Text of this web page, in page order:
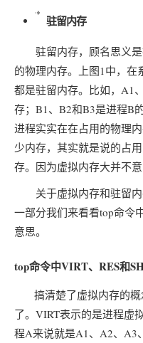
驻留内存
驻留内存，顾名思义是
的物理内存。上图1中，
都是驻留内存。比如，A1
存；B1、B2和B3是进程B
进程实实在在占用的物理
少内存，其实就是说的占
存。因为虚拟内存大并不
关于虚拟内存和驻留内
一部分我们来看看top命令
意思。
top命令中VIRT、RES和
搞清楚了虚拟内存的
了。VIRT表示的是进程虚
程A来说就是A1、A2、A3